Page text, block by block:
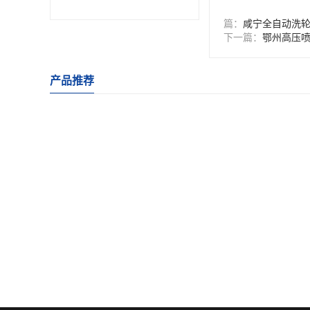
篇： 咸宁全自动洗
下一篇： 鄂州高压
产品推荐